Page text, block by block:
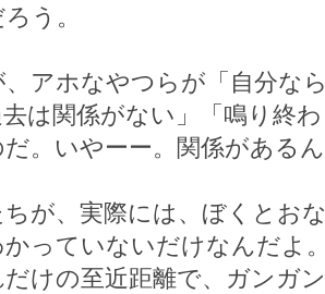
う。
、アホなやつらが「自分な
は関係がない」「鳴り終わ
。いやーー。関係があるん
ちが、実際には、ぼくとお
っていないだけなんだよ
けの至近距離で、ガンガ